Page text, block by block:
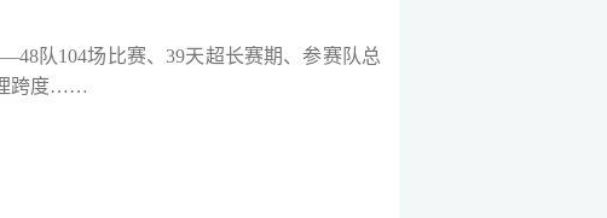
队104场比赛、39天超长赛期、参赛队总
理跨度……